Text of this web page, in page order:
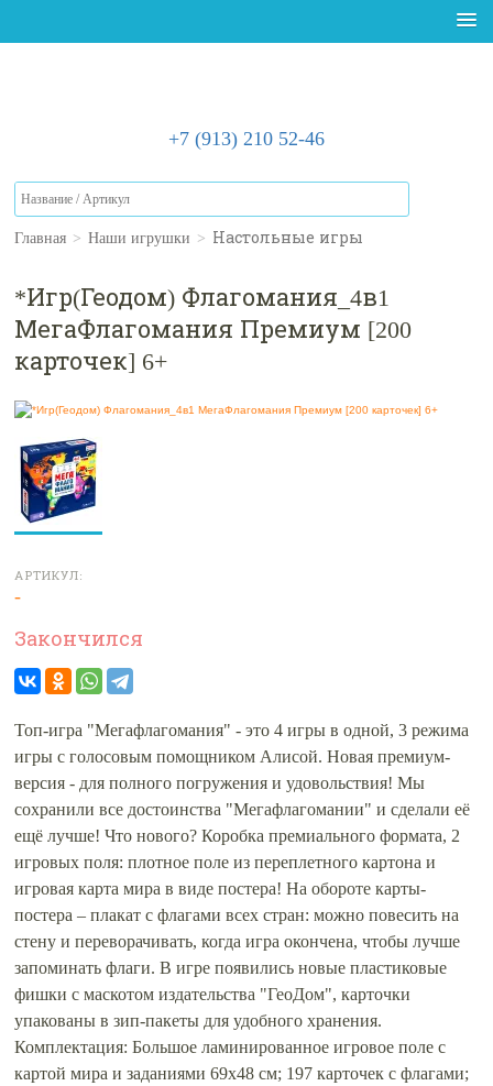
+7 (913) 210 52-46
Главная > Наши игрушки > Настольные игры
*Игр(Геодом) Флагомания_4в1
МегаФлагомания Премиум [200
карточек] 6+
АРТИКУЛ:
-
Закончился
Топ-игра "Мегафлагомания" - это 4 игры в одной, 3 режима
игры с голосовым помощником Алисой. Новая премиум-
версия - для полного погружения и удовольствия! Мы
сохранили все достоинства "Мегафлагомании" и сделали её
ещё лучше! Что нового? Коробка премиального формата, 2
игровых поля: плотное поле из переплетного картона и
игровая карта мира в виде постера! На обороте карты-
постера – плакат с флагами всех стран: можно повесить на
стену и переворачивать, когда игра окончена, чтобы лучше
запоминать флаги. В игре появились новые пластиковые
фишки с маскотом издательства "ГеоДом", карточки
упакованы в зип-пакеты для удобного хранения.
Комплектация: Большое ламинированное игровое поле с
картой мира и заданиями 69х48 см; 197 карточек с флагами;